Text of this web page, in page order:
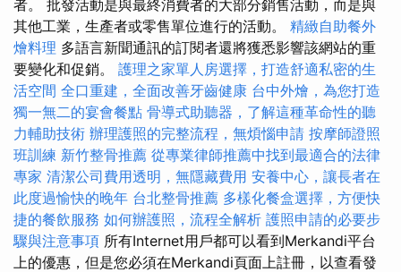
者。 批發活動是與最終消費者的大部分銷售活動，而是與
其他工業，生產者或零售單位進行的活動。 精緻自助餐外
燴料理 多語言新聞通訊的訂閱者還將獲悉影響該網站的重
要變化和促銷。 護理之家單人房選擇，打造舒適私密的生
活空間 全口重建，全面改善牙齒健康 台中外燴，為您打造
獨一無二的宴會餐點 骨導式助聽器，了解這種革命性的聽
力輔助技術 辦理護照的完整流程，無煩惱申請 按摩師證照
班訓練 新竹整骨推薦 從專業律師推薦中找到最適合的法律
專家 清潔公司費用透明，無隱藏費用 安養中心，讓長者在
此度過愉快的晚年 台北整骨推薦 多樣化餐盒選擇，方便快
捷的餐飲服務 如何辦護照，流程全解析 護照申請的必要步
驟與注意事項 所有Internet用戶都可以看到Merkandi平台
上的優惠，但是您必須在Merkandi頁面上註冊，以查看發